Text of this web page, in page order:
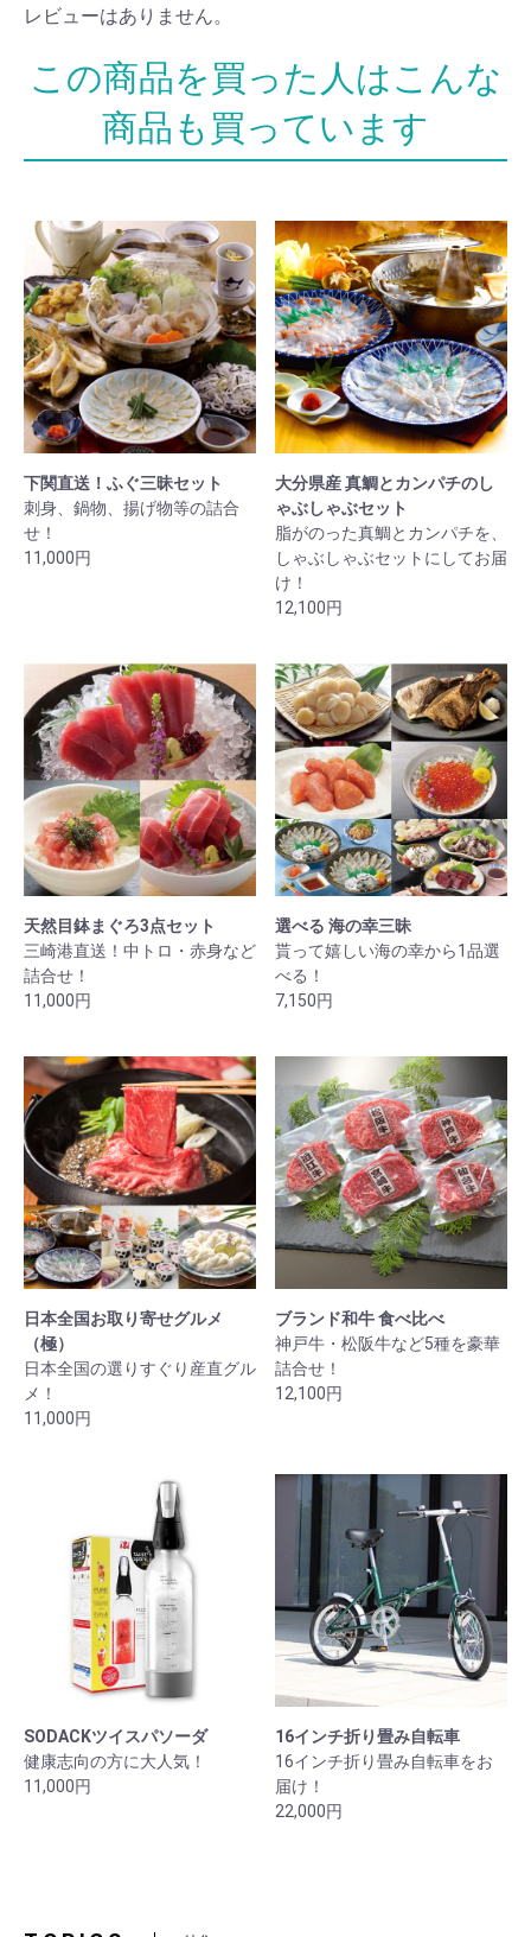
レビューはありません。
下関直送！ふぐ三昧セット
刺身、鍋物、揚げ物等の詰合
せ！
11,000円
大分県産 真鯛とカンパチのし
ゃぶしゃぶセット
脂がのった真鯛とカンパチを、
しゃぶしゃぶセットにしてお届
け！
12,100円
天然目鉢まぐろ3点セット
三崎港直送！中トロ・赤身など
詰合せ！
11,000円
選べる 海の幸三昧
貰って嬉しい海の幸から1品選
べる！
7,150円
日本全国お取り寄せグルメ
（極）
日本全国の選りすぐり産直グル
メ！
11,000円
ブランド和牛 食べ比べ
神戸牛・松阪牛など5種を豪華
詰合せ！
12,100円
SODACKツイスパソーダ
健康志向の方に大人気！
11,000円
16インチ折り畳み自転車
16インチ折り畳み自転車をお
届け！
22,000円